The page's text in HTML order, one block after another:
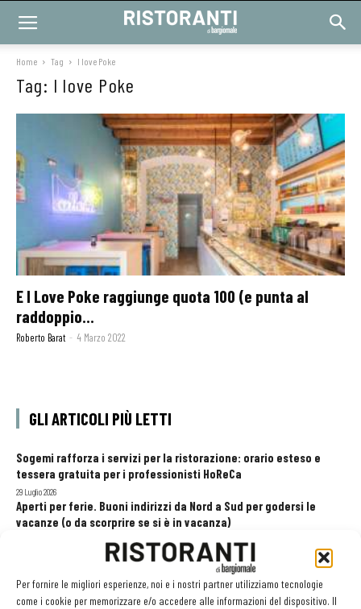
Per fornire le migliori esperienze, noi e i nostri partner utilizziamo tecnologie
come i cookie per memorizzare e/o accedere alle informazioni del dispositivo. Il
Home Tag I love Poke
Tag: I love Poke
E I Love Poke raggiunge quota 100 (e punta al
raddoppio...
Roberto Barat - 4 Marzo 2022
GLI ARTICOLI PIÙ LETTI
Sogemi rafforza i servizi per la ristorazione: orario esteso e
tessera gratuita per i professionisti HoReCa
29 Luglio 2026
Aperti per ferie. Buoni indirizzi da Nord a Sud per godersi le
vacanze (o da scorprire se si è in vacanza)
Recensioni online, Fipe e le associazioni del turismo chiedono
modifiche alle Linee Guida dell’Antitrust
20 Luglio 2026